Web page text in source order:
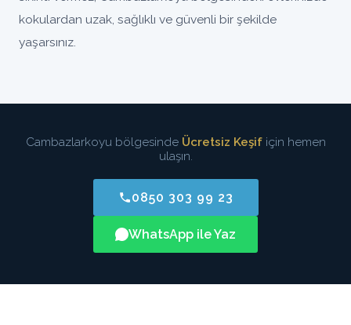
kokulardan uzak, sağlıklı ve güvenli bir şekilde
yaşarsınız.
Cambazlarkoyu bölgesinde Ücretsiz Keşifiçin hemen
ulaşın.
0850 303 99 23
WhatsApp ile Yaz